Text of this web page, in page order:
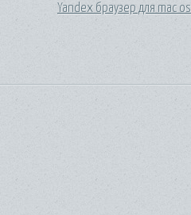
Yandex браузер для mac os